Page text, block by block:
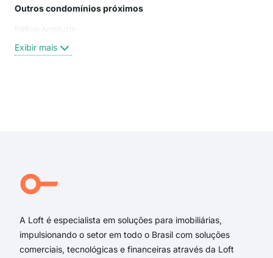
Outros condomínios próximos
Edificio Andaluzia
Exibir mais
A Loft é especialista em soluções para imobiliárias,
impulsionando o setor em todo o Brasil com soluções
comerciais, tecnológicas e financeiras através da Loft